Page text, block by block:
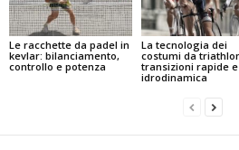
Le racchette da padel in
kevlar: bilanciamento,
controllo e potenza
La tecnologia dei
costumi da
transizioni rapide e
idrodinamica